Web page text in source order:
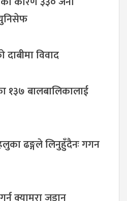
दाबीमा विवाद
१३७ बालबालिकालाई
ढङ्गले लिनुहुँदैनः गगन